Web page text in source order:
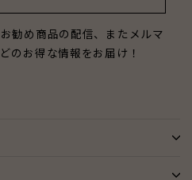
勧め商品の配信、またメルマ
のお得な情報をお届け！